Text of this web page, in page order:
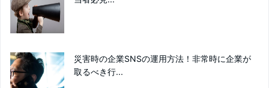
災害時の企業SNSの運用方法！非常時に企業が
取るべき行...